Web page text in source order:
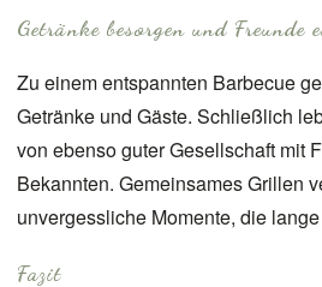
Getränke besorgen und Freunde
Zu einem entspannten Barbecue
Getränke und Gäste. Schließlich
von ebenso guter Gesellschaft mit
Bekannten. Gemeinsames Grillen
unvergessliche Momente, die
Fazit